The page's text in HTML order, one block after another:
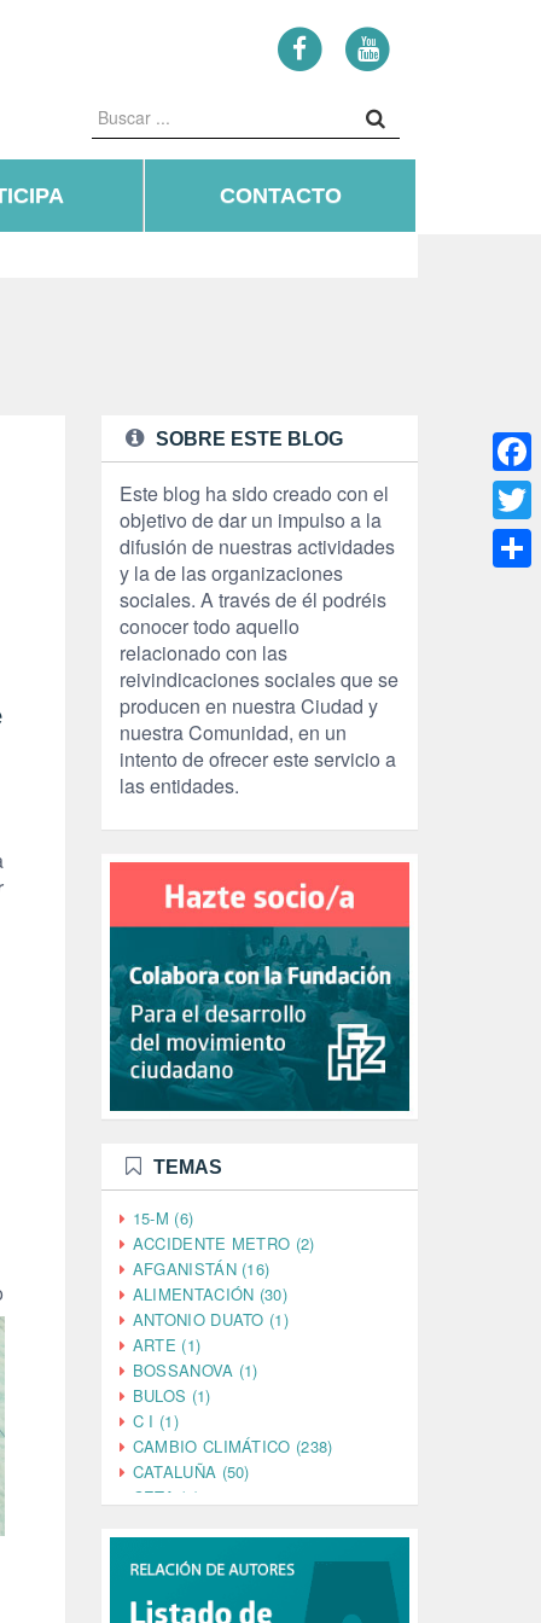
CONTACTO
SOBRE ESTE BLOG
Este blog ha sido creado con el
objetivo de dar un impulso a la
difusión de nuestras actividades
y la de las organizaciones
sociales. A través de él podréis
conocer todo aquello
relacionado con las
reivindicaciones sociales que se
producen en nuestra Ciudad y
nuestra Comunidad, en un
intento de ofrecer este servicio a
las entidades.
TEMAS
15-M (6)
ACCIDENTE METRO (2)
AFGANISTÁN (16)
ALIMENTACIÓN (30)
ANTONIO DUATO (1)
ARTE (1)
BOSSANOVA (1)
BULOS (1)
C I (1)
CAMBIO CLIMÁTICO (238)
CATALUÑA (50)
CETA (2)
CINE (35)
CIUDADANÍA (633)